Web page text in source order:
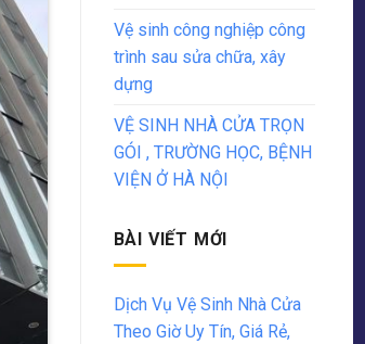
Vệ sinh công nghiệp công
trình sau sửa chữa, xây
dựng
VỆ SINH NHÀ CỬA TRỌN
GÓI , TRƯỜNG HỌC, BỆNH
VIỆN Ở HÀ NỘI
BÀI VIẾT MỚI
Dịch Vụ Vệ Sinh Nhà Cửa
Theo Giờ Uy Tín, Giá Rẻ,